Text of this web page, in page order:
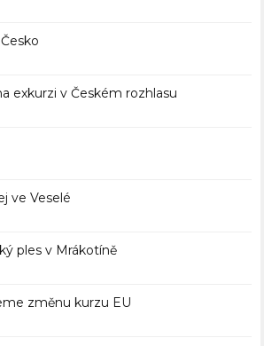
exkurzi v Českém rozhlasu
ve Veselé
ples v Mrákotíně
změnu kurzu EU